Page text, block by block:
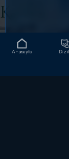
Anasayfa